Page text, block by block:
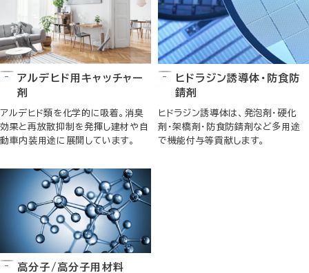
アルデヒド用キャッチャー
剤
アルデヒド類を化学的に吸着。消臭
効果と再放散抑制を発揮し建材や自
動車内装用途に展開しています。
ヒドラジン誘導体・防食防
錆剤
ヒドラジン誘導体は、発泡剤・硬化
剤・架橋剤・防食防錆剤など多用途
で機能付与等貢献します。
高分子/高分子用材料